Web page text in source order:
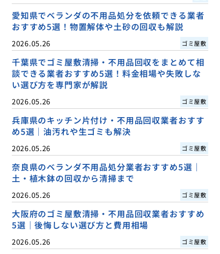
愛知県でベランダの不用品処分を依頼できる業者
おすすめ5選！物置解体や土砂の回収も解説
2026.05.26 ゴミ屋敷
千葉県でゴミ屋敷清掃・不用品回収をまとめて相
談できる業者おすすめ5選！料金相場や失敗しな
い選び方を専門家が解説
2026.05.26 ゴミ屋敷
兵庫県のキッチン片付け・不用品回収業者おすす
め5選｜油汚れや生ゴミも解決
2026.05.26 ゴミ屋敷
奈良県のベランダ不用品処分業者おすすめ5選｜
土・植木鉢の回収から清掃まで
2026.05.26 ゴミ屋敷
大阪府のゴミ屋敷清掃・不用品回収業者おすすめ
5選｜後悔しない選び方と費用相場
2026.05.26 ゴミ屋敷